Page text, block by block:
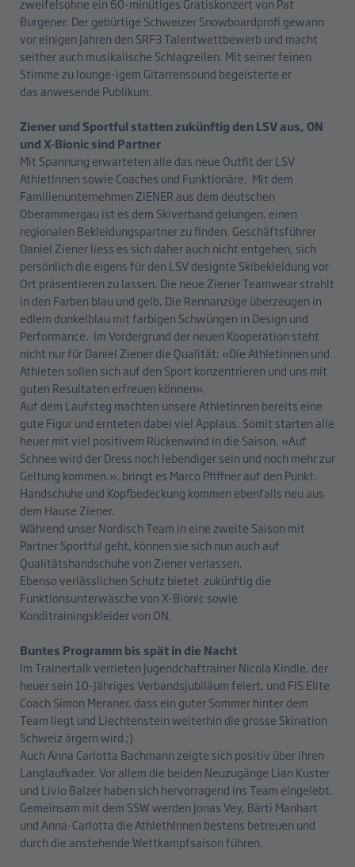
zweifelsohne ein 60-minütiges Gratiskonzert von Pat
Burgener. Der gebürtige Schweizer Snowboardprofi gewann
vor einigen Jahren den SRF3 Talentwettbewerb und macht
seither auch musikalische Schlagzeilen. Mit seiner feinen
Stimme zu lounge-igem Gitarrensound begeisterte er
das anwesende Publikum.
Ziener und Sportful statten zukünftig den LSV aus, ON
und X-Bionic sind Partner
Mit Spannung erwarteten alle das neue Outfit der LSV
AthletInnen sowie Coaches und Funktionäre. Mit dem
Familienunternehmen ZIENER aus dem deutschen
Oberammergau ist es dem Skiverband gelungen, einen
regionalen Bekleidungspartner zu finden. Geschäftsführer
Daniel Ziener liess es sich daher auch nicht entgehen, sich
persönlich die eigens für den LSV designte Skibekleidung vor
Ort präsentieren zu lassen. Die neue Ziener Teamwear strahlt
in den Farben blau und gelb. Die Rennanzüge überzeugen in
edlem dunkelblau mit farbigen Schwüngen in Design und
Performance. Im Vordergrund der neuen Kooperation steht
nicht nur für Daniel Ziener die Qualität: «Die Athletinnen und
Athleten sollen sich auf den Sport konzentrieren und uns mit
guten Resultaten erfreuen können».
Auf dem Laufsteg machten unsere Athletinnen bereits eine
gute Figur und ernteten dabei viel Applaus. Somit starten alle
heuer mit viel positivem Rückenwind in die Saison. «Auf
Schnee wird der Dress noch lebendiger sein und noch mehr zur
Geltung kommen.», bringt es Marco Pfiffner auf den Punkt.
Handschuhe und Kopfbedeckung kommen ebenfalls neu aus
dem Hause Ziener.
Während unser Nordisch Team in eine zweite Saison mit
Partner Sportful geht, können sie sich nun auch auf
Qualitätshandschuhe von Ziener verlassen.
Ebenso verlässlichen Schutz bietet zukünftig die
Funktionsunterwäsche von X-Bionic sowie
Konditrainingskleider von ON.
Buntes Programm bis spät in die Nacht
Im Trainertalk verrieten Jugendchaftrainer Nicola Kindle, der
heuer sein 10-Jähriges Verbandsjubiläum feiert, und FIS Elite
Coach Simon Meraner, dass ein guter Sommer hinter dem
Team liegt und Liechtenstein weiterhin die grosse Skination
Schweiz ärgern wird ;)
Auch Anna Carlotta Bachmann zeigte sich positiv über ihren
Langlaufkader. Vor allem die beiden Neuzugänge Lian Kuster
und Livio Balzer haben sich hervorragend ins Team eingelebt.
Gemeinsam mit dem SSW werden Jonas Vey, Bärti Manhart
und Anna-Carlotta die AthlethInnen bestens betreuen und
durch die anstehende Wettkampfsaison führen.